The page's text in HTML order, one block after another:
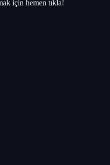
için hemen tıkla!